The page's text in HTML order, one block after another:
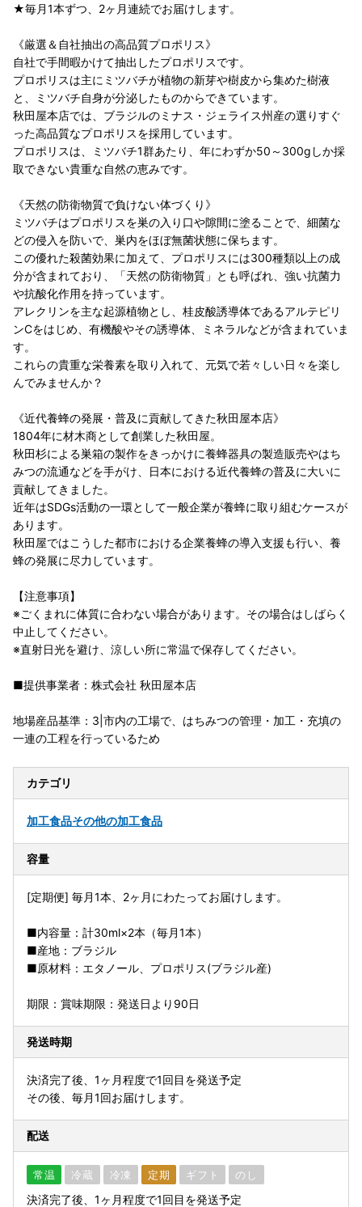
★毎月1本ずつ、2ヶ月連続でお届けします。
《厳選＆自社抽出の高品質プロポリス》
自社で手間暇かけて抽出したプロポリスです。
プロポリスは主にミツバチが植物の新芽や樹皮から集めた樹液
と、ミツバチ自身が分泌したものからできています。
秋田屋本店では、ブラジルのミナス・ジェライス州産の選りすぐ
った高品質なプロポリスを採用しています。
プロポリスは、ミツバチ1群あたり、年にわずか50～300gしか採
取できない貴重な自然の恵みです。
《天然の防衛物質で負けない体づくり》
ミツバチはプロポリスを巣の入り口や隙間に塗ることで、細菌な
どの侵入を防いで、巣内をほぼ無菌状態に保ちます。
この優れた殺菌効果に加えて、プロポリスには300種類以上の成
分が含まれており、「天然の防衛物質」とも呼ばれ、強い抗菌力
や抗酸化作用を持っています。
アレクリンを主な起源植物とし、桂皮酸誘導体であるアルテピリ
ンCをはじめ、有機酸やその誘導体、ミネラルなどが含まれていま
す。
これらの貴重な栄養素を取り入れて、元気で若々しい日々を楽し
んでみませんか？
《近代養蜂の発展・普及に貢献してきた秋田屋本店》
1804年に材木商として創業した秋田屋。
秋田杉による巣箱の製作をきっかけに養蜂器具の製造販売やはち
みつの流通などを手がけ、日本における近代養蜂の普及に大いに
貢献してきました。
近年はSDGs活動の一環として一般企業が養蜂に取り組むケースが
あります。
秋田屋ではこうした都市における企業養蜂の導入支援も行い、養
蜂の発展に尽力しています。
【注意事項】
※ごくまれに体質に合わない場合があります。その場合はしばらく
中止してください。
※直射日光を避け、涼しい所に常温で保存してください。
■提供事業者：株式会社 秋田屋本店
地場産品基準：3|市内の工場で、はちみつの管理・加工・充填の
一連の工程を行っているため
カテゴリ
加工食品その他の加工食品
容量
[定期便] 毎月1本、2ヶ月にわたってお届けします。
■内容量：計30ml×2本（毎月1本）
■産地：ブラジル
■原材料：エタノール、プロポリス(ブラジル産)
期限：賞味期限：発送日より90日
発送時期
決済完了後、1ヶ月程度で1回目を発送予定
その後、毎月1回お届けします。
配送
常温 冷蔵 冷凍 定期 ギフト のし
決済完了後、1ヶ月程度で1回目を発送予定